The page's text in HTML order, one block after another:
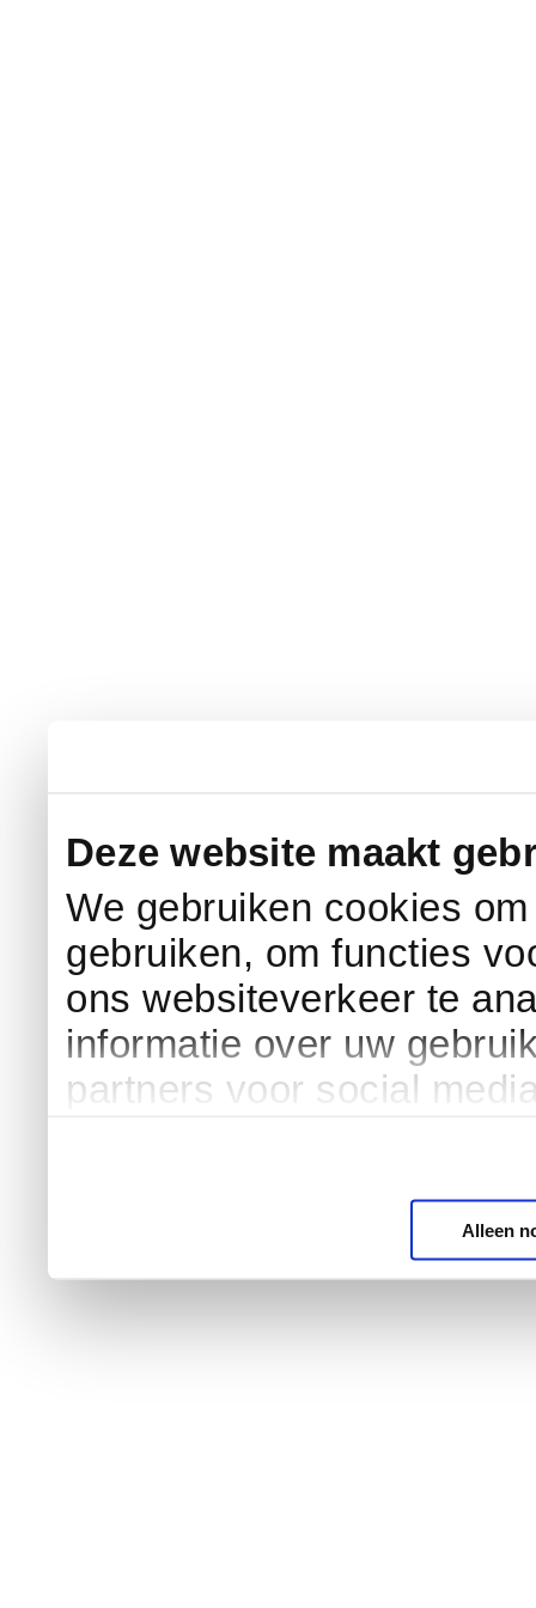
Deze website maakt
We gebruiken cookies
gebruiken, om functies
ons websiteverkeer te
informatie over uw
partners voor social
Alleen